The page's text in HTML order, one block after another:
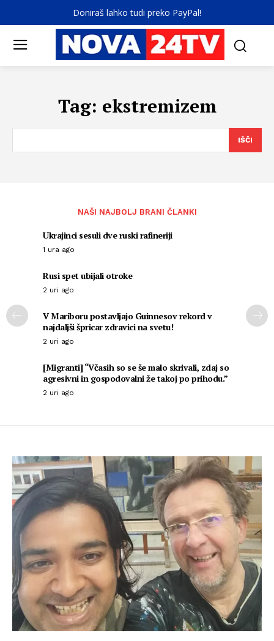
Doniraš lahko tudi preko PayPal!
Tag: ekstremizem
IŠČI
NAŠI NAJBOLJ BRANI ČLANKI
Ukrajinci sesuli dve ruski rafineriji
1 ura ago
Rusi spet ubijali otroke
2 uri ago
V Mariboru postavljajo Guinnesov rekord v
najdaljši špricar zdravici na svetu!
2 uri ago
[Migranti] “Včasih so se še malo skrivali, zdaj so
agresivni in gospodovalni že takoj po prihodu.”
2 uri ago